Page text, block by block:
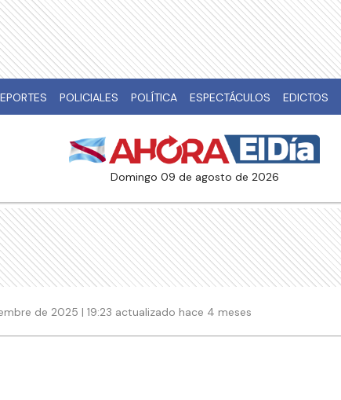
POLICIALES POLÍTICA ESPECTÁCULOS EDICTOS
domingo 09 de agosto de 2026
de 2025 | 19:23 actualizado hace 4 meses